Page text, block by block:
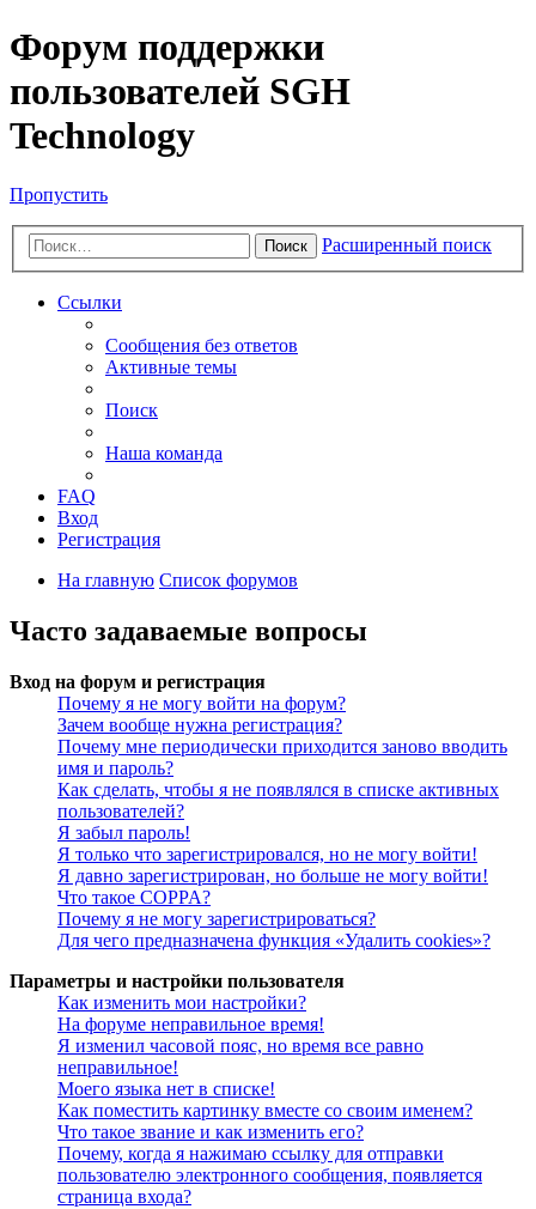
Форум поддержки
пользователей SGH
Technology
Пропустить
Поиск Расширенный поиск
Ссылки
Сообщения без ответов
Активные темы
Поиск
Наша команда
FAQ
Вход
Регистрация
На главную Список форумов
Часто задаваемые вопросы
Вход на форум и регистрация
Почему я не могу войти на форум?
Зачем вообще нужна регистрация?
Почему мне периодически приходится заново вводить
имя и пароль?
Как сделать, чтобы я не появлялся в списке активных
пользователей?
Я забыл пароль!
Я только что зарегистрировался, но не могу войти!
Я давно зарегистрирован, но больше не могу войти!
Что такое COPPA?
Почему я не могу зарегистрироваться?
Для чего предназначена функция «Удалить cookies»?
Параметры и настройки пользователя
Как изменить мои настройки?
На форуме неправильное время!
Я изменил часовой пояс, но время все равно
неправильное!
Моего языка нет в списке!
Как поместить картинку вместе со своим именем?
Что такое звание и как изменить его?
Почему, когда я нажимаю ссылку для отправки
пользователю электронного сообщения, появляется
страница входа?